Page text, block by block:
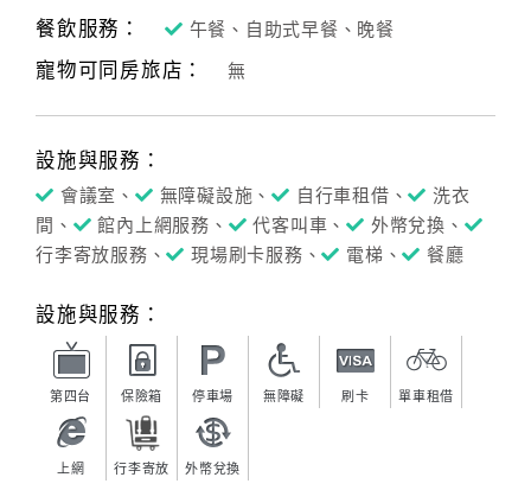
餐飲服務： 午餐、自助式早餐、晚餐
寵物可同房旅店： 無
設施與服務：
會議室、 無障礙設施、 自行車租借、
洗衣
間、
館內上網服務、 代客叫車、
外幣兌換、
行李寄放服務、
現場刷卡服務、 電梯、 餐廳
設施與服務：
第四台 保險箱 停車場 無障礙 刷卡 單車租借
上網 行李寄放 外幣兌換